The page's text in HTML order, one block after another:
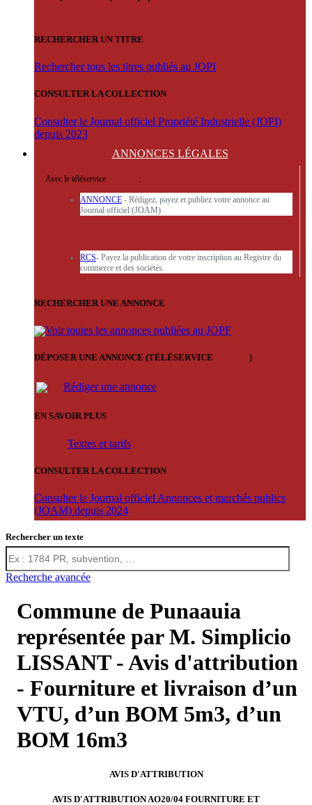
RECHERCHER UN TITRE
Rechercher tous les titres publiés au JOPI
CONSULTER LA COLLECTION
Consulter le Journal officiel Propriété Industrielle (JOPI)
depuis 2023
ANNONCES LÉGALES
Avec le téléservice :
ANNONCE - Rédigez, payez et publiez votre annonce au
Journal officiel (JOAM)
RCS- Payez la publication de votre inscription au Registre du
commerce et des sociétés.
RECHERCHER UNE ANNONCE
Voir toutes les annonces publiées au JOPF
DÉPOSER UNE ANNONCE (TÉLÉSERVICE )
Rédiger une annonce
EN SAVOIR PLUS
Textes et tarifs
CONSULTER LA COLLECTION
Consulter le Journal officiel Annonces et marchés publics
(JOAM) depuis 2024
Rechercher un texte
Recherche avancée
Commune de Punaauia
représentée par M. Simplicio
LISSANT - Avis d'attribution
- Fourniture et livraison d’un
VTU, d’un BOM 5m3, d’un
BOM 16m3
AVIS D'ATTRIBUTION
AVIS D'ATTRIBUTION AO20/04 FOURNITURE ET